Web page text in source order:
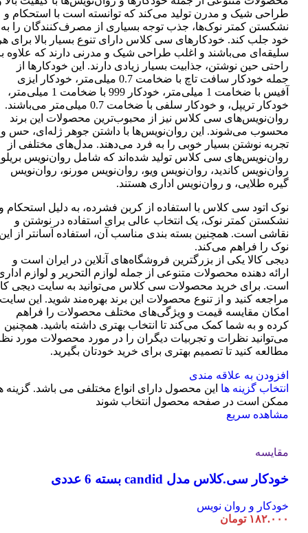
طراحی شیک و مدرن تولید می‌کند که توانسته است با استحکام و
نشکستن کمتر نوک‌ها، جذب توجه بسیاری از مصرف‌کنندگان را به
خود جلب کند. خودکارهای سی کلاس دارای تنوع بسیار بالا برای
سلیقه‌ای می‌باشند و اغلب طراحی شیک و مدرنی دارند که علاوه
راحتی حین نوشتن، جذابیت بسیار زیادی دارند. این خودکارها از
جمله خودکار سافت تاچ با ضخامت 0.7 میلی‌متر، خودکار ایزی
آفیس با ضخامت 1 میلی‌متر، خودکار 999 با ضخامت 1 میلی‌متر،
خودکار تریپل، و خودکار سلفی با ضخامت 0.7 میلی‌متر می‌باشند.
روان‌نویس‌های سی کلاس نیز از محبوب‌ترین محصولات این برند
محسوب می‌شوند. این روان‌نویس‌ها با داشتن جوهر ژله‌ای، حس و
تجربه نوشتن بسیار خوبی را به فرد می‌دهند. مدل‌های مختلفی از
روان‌نویس‌های سی کلاس تولید شده‌اند که شامل روان‌نویس
روان‌نویس کاندید، روان‌نویس ویو، روان‌نویس مورنو، روان‌نویس
گیره طلایی، و روان‌نویس اداری هستند.
نوک اتود سی کلاس با استفاده از کربن فشرده، به دلیل استحکام
نشکستن کمتر نوک، یک انتخاب عالی برای استفاده در نوشتن و
نقاشی است. همچنین بسته بندی مناسب آن، استفاده آسانتر از
نوک را فراهم می‌کند.
دیجی کالا یکی از بزرگترین فروشگاه‌های آنلاین در ایران است و
ارائه دهنده محصولات متنوعی از جمله لوازم التحریر و لوازم
است. برای خرید محصولات سی کلاس می‌توانید به سایت دیجی
مراجعه کنید و از تنوع محصولات این برند بهره‌مند شوید. این سایت
امکان مقایسه قیمت و ویژگی‌های مختلف محصولات را فراهم
کرده و به شما کمک می‌کند تا انتخاب بهتری داشته باشید. همچنین
می‌توانید نظرات و تجربیات دیگران را در مورد محصولات مورد
مطالعه کنید تا تصمیم بهتری برای خرید خودتان بگیرید.
افزودن به علاقه مندی
انتخاب گزینه ها این محصول دارای انواع مختلفی می باشد. گزینه
ممکن است در صفحه محصول انتخاب شوند
مشاهده سریع
مقایسه
خودکار سی.کلاس مدل candid بسته 6 عددی
خودکار و روان نویس
۱۸۲.۰۰۰ تومان